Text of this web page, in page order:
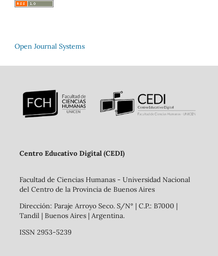
Open Journal Systems
Centro Educativo Digital (CEDI)
Facultad de Ciencias Humanas - Universidad Nacional
del Centro de la Provincia de Buenos Aires
Dirección: Paraje Arroyo Seco. S/N° | C.P.: B7000 |
Tandil | Buenos Aires | Argentina.
ISSN 2953-5239